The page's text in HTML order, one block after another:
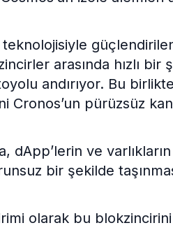
güçlendirilen
arasında hızlı bir
andırıyor. Bu
pürüzsüz
dApp’lerin ve
bir şekilde
olarak bu